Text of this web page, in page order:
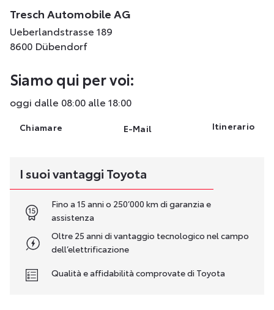
Tresch Automobile AG
Ueberlandstrasse 189
8600 Dübendorf
Siamo qui per voi:
oggi dalle 08:00 alle 18:00
Chiamare E-Mail Itinerario
I suoi vantaggi Toyota
Fino a 15 anni o 250’000 km di garanzia e
assistenza
Oltre 25 anni di vantaggio tecnologico nel campo
dell’elettrificazione
Qualità e affidabilità comprovate di Toyota